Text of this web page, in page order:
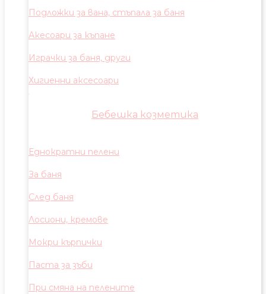
Подложки за вана, стъпала за баня
Акесоари за къпане
Играчки за баня, други
Хигиенни аксесоари
Бебешка козметика
Еднократни пелени
За баня
След баня
Лосиони, кремове
Мокри кърпички
Паста за зъби
При смяна на пелените